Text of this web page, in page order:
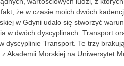
że w czasie moich dwóch
w Gdyni udało się stworzyć
w dwóch dyscyplinach: Transport
dyscyplinie Transport. Te trzy
Akademii Morskiej na Uniwersytet